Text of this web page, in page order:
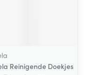
Reinigende Doekjes